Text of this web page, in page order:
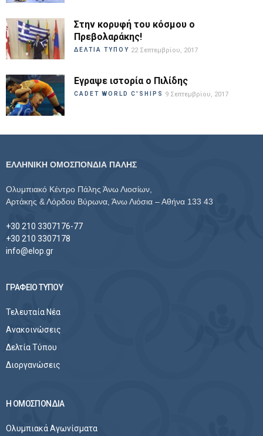
Στην κορυφή του κόσμου ο
Πρεβολαράκης!
ΔΕΛΤΙΑ ΤΥΠΟΥ 22 Σεπτεμβρίου, 2017
Εγραψε ιστορία ο Πιλίδης
CADET WORLD C'SHIPS 9 Σεπτεμβρίου, 2017
ΕΛΛΗΝΙΚΗ ΟΜΟΣΠΟΝΔΙΑ ΠΑΛΗΣ
Ολυμπιακό Κέντρο Πάλης Άνω Λιοσίων,
Αρτάκης & Λόρδου Βύρωνα, Άνω Λιόσια – Αθήνα 133 43
+30 210 3307176-77
+30 210 3307178
info@elop.gr
ΓΡΑΦΕΙΟ ΤΥΠΟΥ
Τελευταία Νέα
Ανακοινώσεις
Δελτία Τύπου
Διοργανώσεις
Η ΟΜΟΣΠΟΝΔΙΑ
Ολυμπιακά Αγωνίσματα